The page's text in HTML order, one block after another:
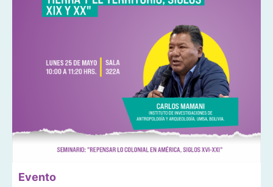
Evento